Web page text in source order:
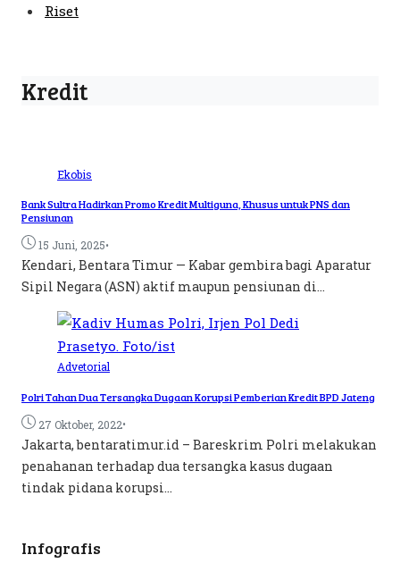
Riset
Kredit
Ekobis
Bank Sultra Hadirkan Promo Kredit Multiguna, Khusus untuk PNS dan
Pensiunan
15 Juni, 2025•
Kendari, Bentara Timur — Kabar gembira bagi Aparatur
Sipil Negara (ASN) aktif maupun pensiunan di...
Advetorial
Polri Tahan Dua Tersangka Dugaan Korupsi Pemberian Kredit BPD Jateng
27 Oktober, 2022•
Jakarta, bentaratimur.id – Bareskrim Polri melakukan
penahanan terhadap dua tersangka kasus dugaan
tindak pidana korupsi...
Infografis